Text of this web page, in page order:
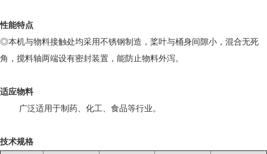
性能特点
◎本机与物料接触处均采用不锈钢制造，桨叶与桶身间隙小，混合无死
角，搅料轴两端设有密封装置，能防止物料外泻。
适应物料
广泛适用于制药、化工、食品等行业。
技术规格